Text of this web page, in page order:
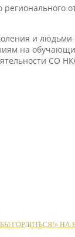
и
на
СО
ГОРДИТЬСЯ!» НА